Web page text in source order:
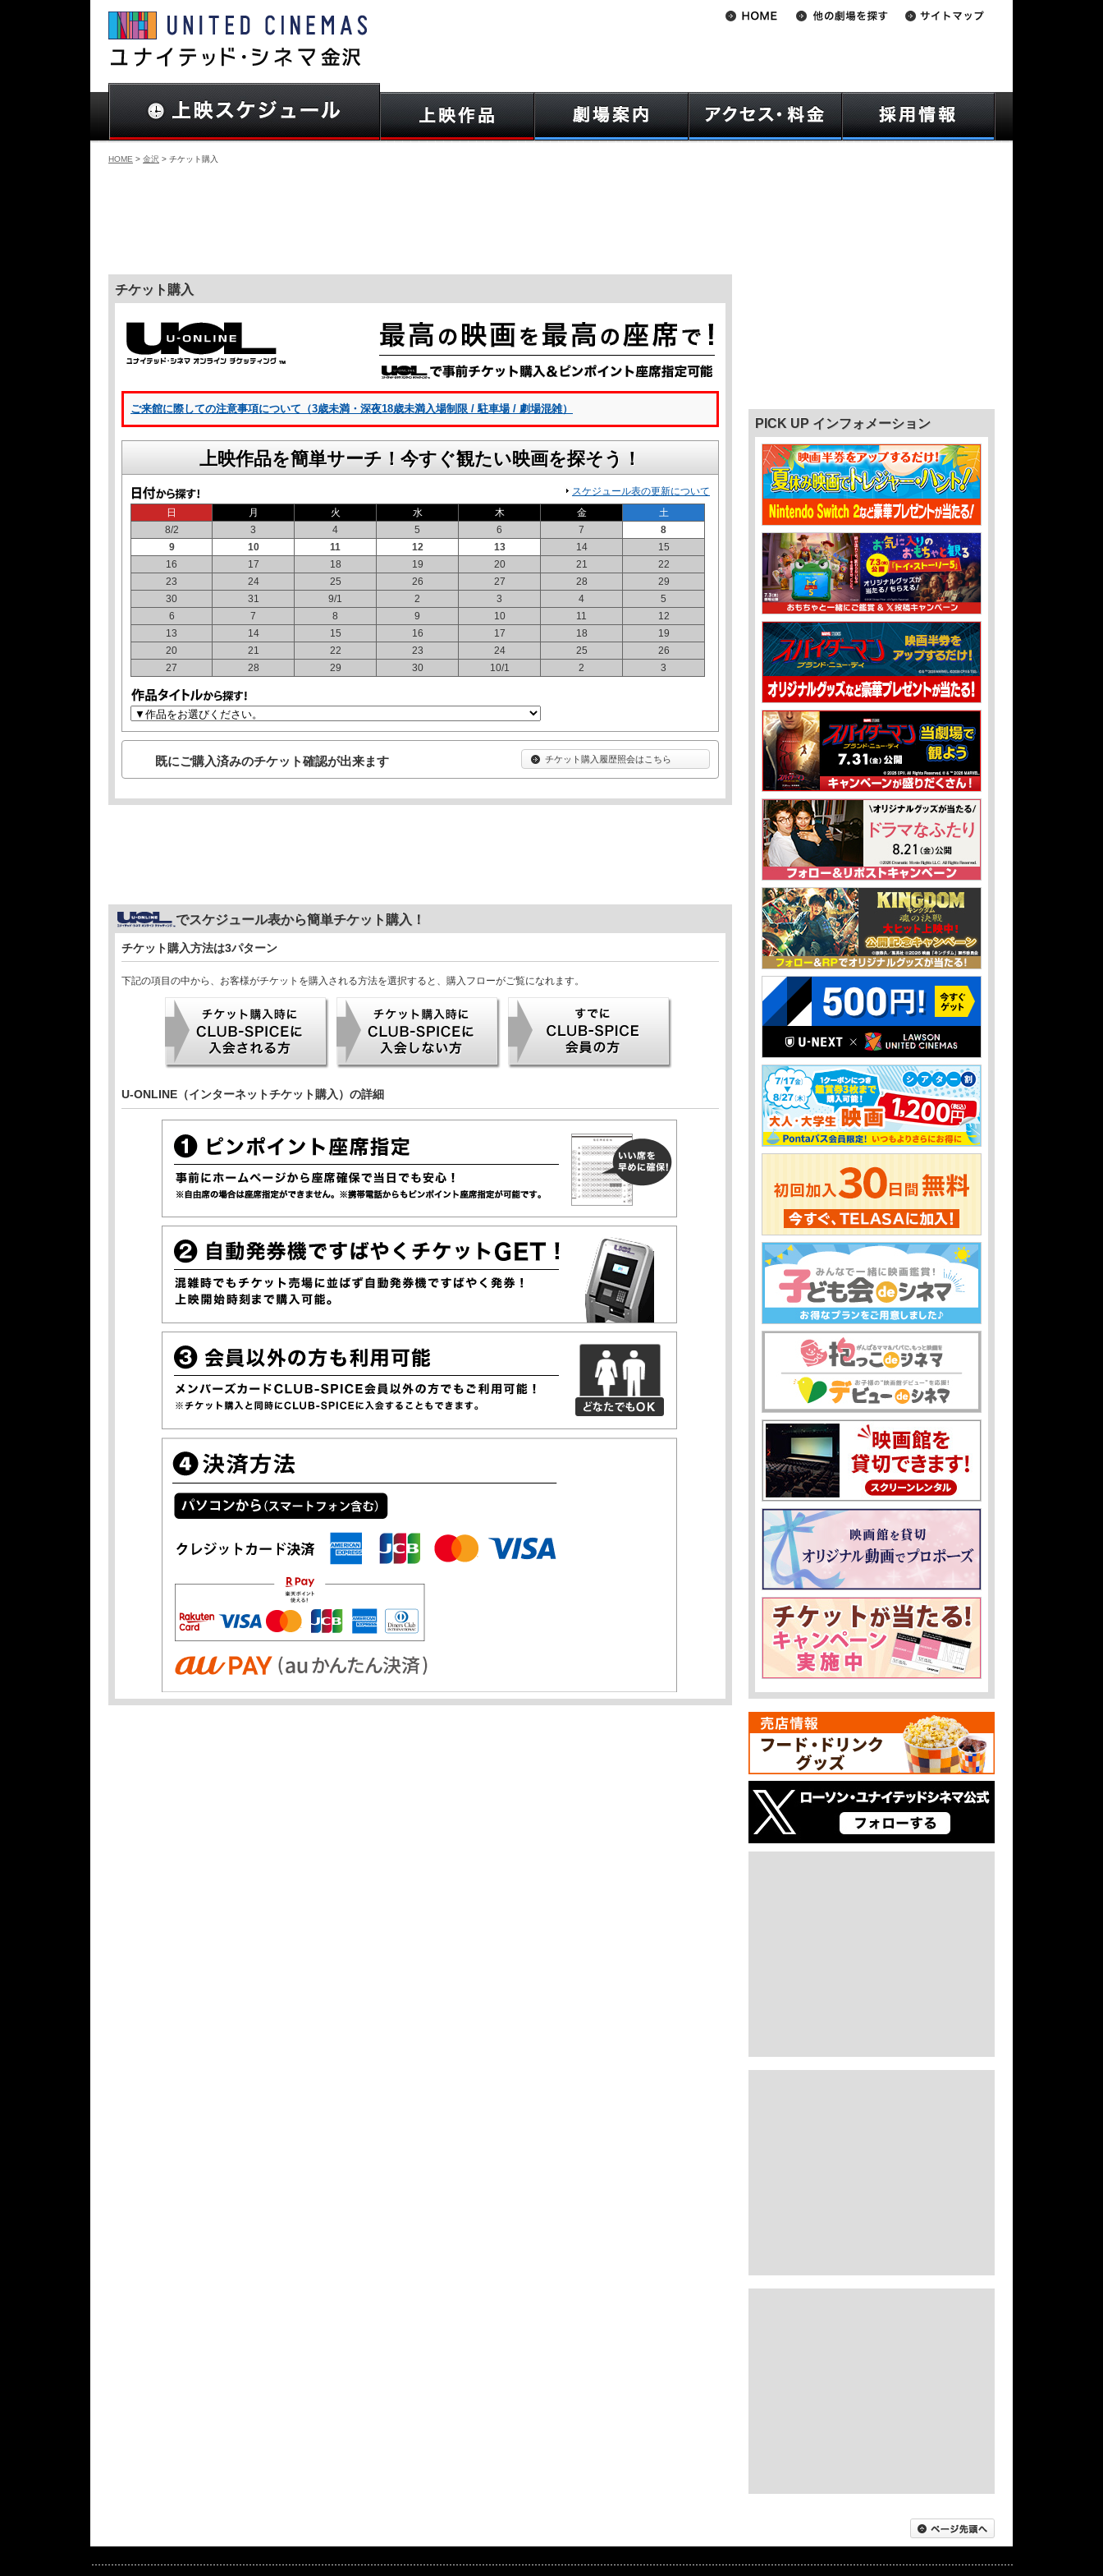
HOME > 金沢 > チケット購入
チケット購入
ご来館に際しての注意事項について（3歳未満・深夜18歳未満入場制限 / 駐車場 / 劇場混雑）
上映作品を簡単サーチ！今すぐ観たい映画を探そう！
スケジュール表の更新について
日
月 火 水 木 金
土
8/2
3 4 5 6 7
8
9
10 11 12 13 14
15
16
17 18 19 20 21
22
23
24 25 26 27 28
29
30
31 9/1 2 3 4
5
6
7 8 9 10 11
12
13
14 15 16 17 18
19
20
21 22 23 24 25
26
27
28 29 30 10/1 2 3
既にご購入済みのチケット確認が出来ます チケット購入履歴照会はこちら
でスケジュール表から簡単チケット購入！
チケット購入方法は3パターン
下記の項目の中から、お客様がチケットを購入される方法を選択すると、購入フローがご覧になれます。
U-ONLINE（インターネットチケット購入）の詳細
PICK UP インフォメーション